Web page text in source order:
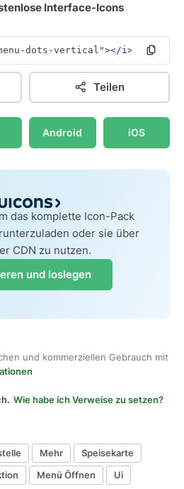
Interface-Icons
dots-vertical"></i>
Teilen
Android iOS
das komplette Icon-Pack
oder sie über
CDN zu nutzen.
und loslegen
und kommerziellen Gebrauch mit
Wie habe ich Verweise zu setzen?
Mehr
Speisekarte
Menü Öffnen
Ui